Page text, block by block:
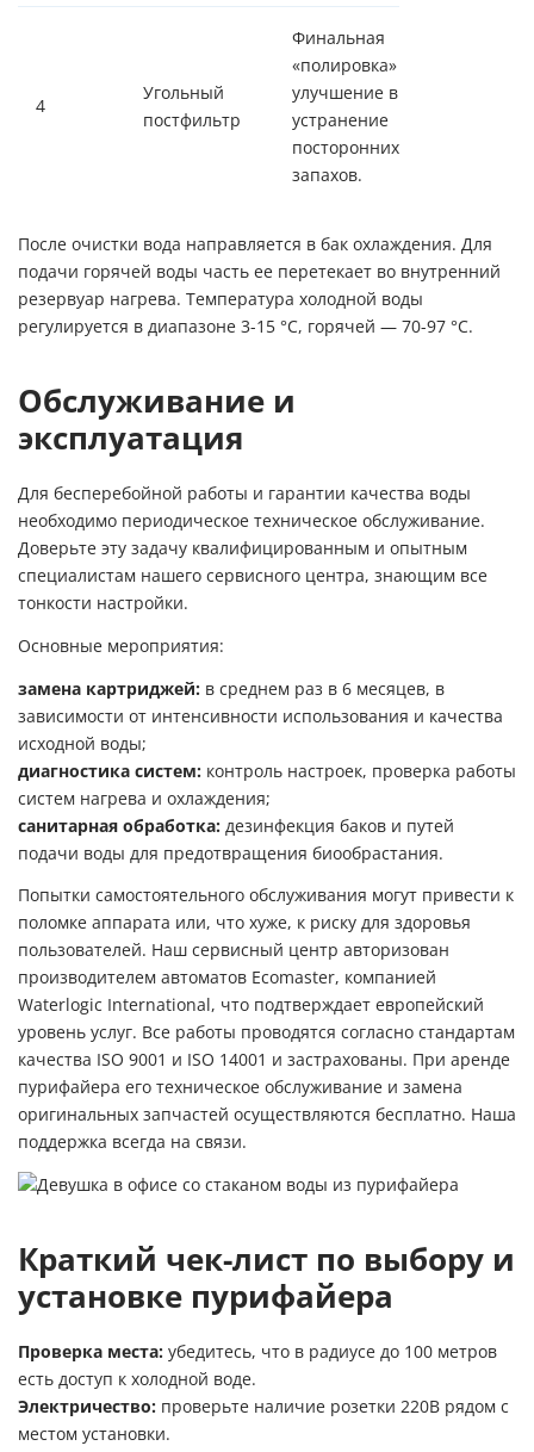
4
Угольный
постфильтр
Финальная
«полировка» воды:
улучшение вкуса,
устранение
посторонних
запахов.
После очистки вода направляется в бак охлаждения. Для
подачи горячей воды часть ее перетекает во внутренний
резервуар нагрева. Температура холодной воды
регулируется в диапазоне 3-15 °C, горячей — 70-97 °C.
Обслуживание и
эксплуатация
Для бесперебойной работы и гарантии качества воды
необходимо периодическое техническое обслуживание.
Доверьте эту задачу квалифицированным и опытным
специалистам нашего сервисного центра, знающим все
тонкости настройки.
Основные мероприятия:
замена картриджей: в среднем раз в 6 месяцев, в
зависимости от интенсивности использования и качества
исходной воды;
диагностика систем: контроль настроек, проверка работы
систем нагрева и охлаждения;
санитарная обработка: дезинфекция баков и путей
подачи воды для предотвращения биообрастания.
Попытки самостоятельного обслуживания могут привести к
поломке аппарата или, что хуже, к риску для здоровья
пользователей. Наш сервисный центр авторизован
производителем автоматов Ecomaster, компанией
Waterlogic International, что подтверждает европейский
уровень услуг. Все работы проводятся согласно стандартам
качества ISO 9001 и ISO 14001 и застрахованы. При аренде
пурифайера его техническое обслуживание и замена
оригинальных запчастей осуществляются бесплатно. Наша
поддержка всегда на связи.
Краткий чек-лист по выбору и
установке пурифайера
Проверка места: убедитесь, что в радиусе до 100 метров
есть доступ к холодной воде.
Электричество: проверьте наличие розетки 220В рядом с
местом установки.